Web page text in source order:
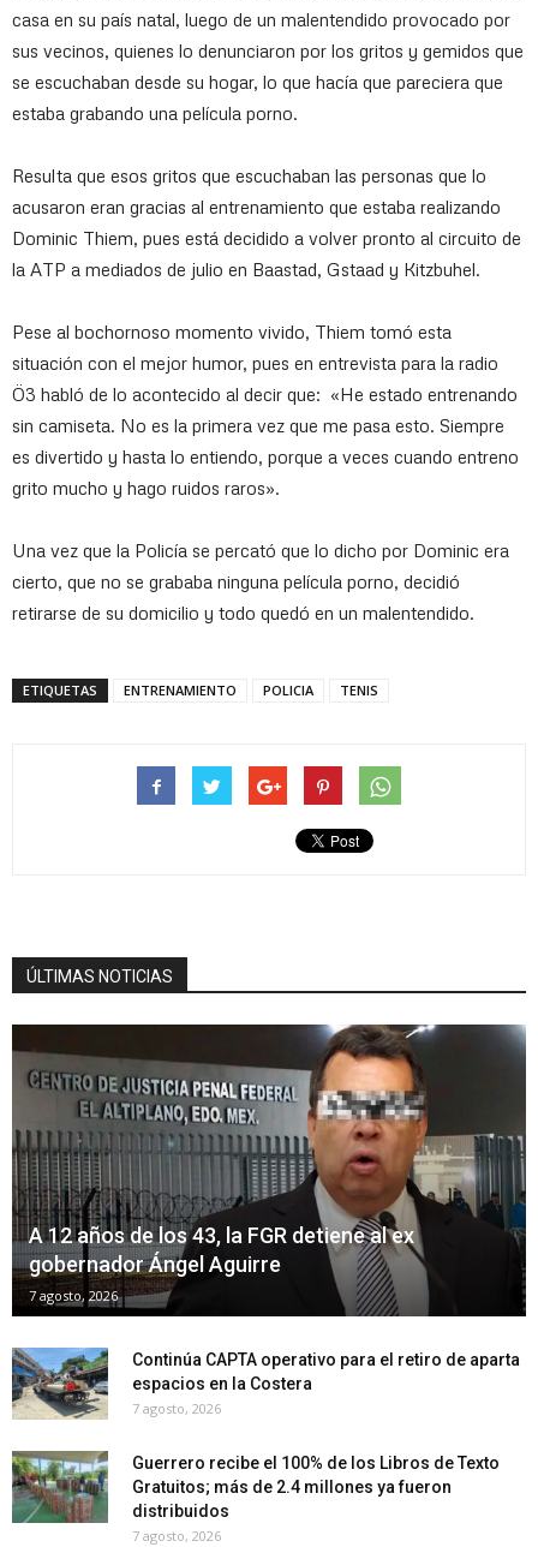
casa en su país natal, luego de un malentendido provocado por
sus vecinos, quienes lo denunciaron por los gritos y gemidos que
se escuchaban desde su hogar, lo que hacía que pareciera que
estaba grabando una película porno.
Resulta que esos gritos que escuchaban las personas que lo
acusaron eran gracias al entrenamiento que estaba realizando
Dominic Thiem, pues está decidido a volver pronto al circuito de
la ATP a mediados de julio en Baastad, Gstaad y Kitzbuhel.
Pese al bochornoso momento vivido, Thiem tomó esta
situación con el mejor humor, pues en entrevista para la radio
Ö3 habló de lo acontecido al decir que: «He estado entrenando
sin camiseta. No es la primera vez que me pasa esto. Siempre
es divertido y hasta lo entiendo, porque a veces cuando entreno
grito mucho y hago ruidos raros».
Una vez que la Policía se percató que lo dicho por Dominic era
cierto, que no se grababa ninguna película porno, decidió
retirarse de su domicilio y todo quedó en un malentendido.
ETIQUETAS ENTRENAMIENTO POLICIA TENIS
ÚLTIMAS NOTICIAS
A 12 años de los 43, la FGR detiene al ex
gobernador Ángel Aguirre
7 agosto, 2026
Continúa CAPTA operativo para el retiro de aparta
espacios en la Costera
7 agosto, 2026
Guerrero recibe el 100% de los Libros de Texto
Gratuitos; más de 2.4 millones ya fueron
distribuidos
7 agosto, 2026